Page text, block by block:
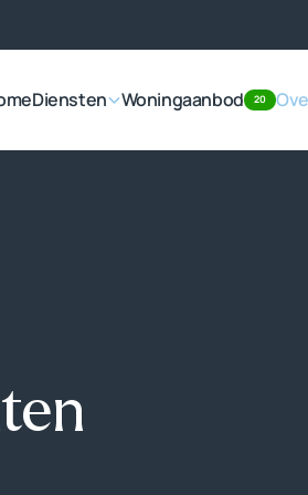
Diensten Woningaanbod 20